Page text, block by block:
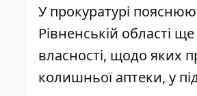
У прокуратурі
Рівненській області
власності, щодо яких
колишньої аптеки, у